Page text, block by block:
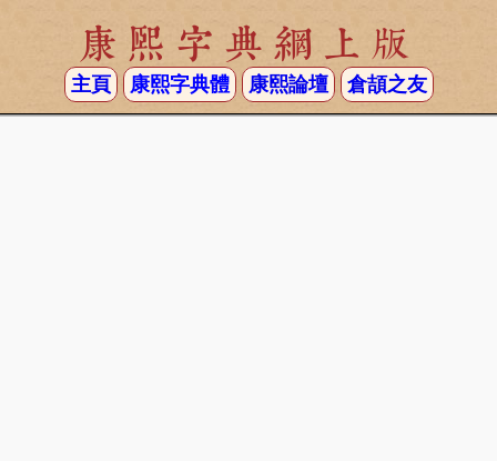
康熙字典網上版
主頁 康熙字典體 康熙論壇 倉頡之友